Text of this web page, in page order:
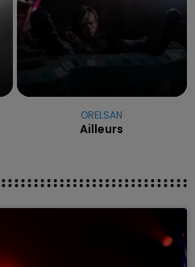
ORELSAN
Ailleurs